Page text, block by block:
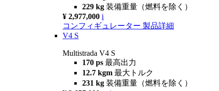
229 kg 装備重量（燃料を除く）
¥ 2,977,000 i
コンフィギュレーター 製品詳細
V4 S
Multistrada V4 S
170 ps 最高出力
12.7 kgm 最大トルク
231 kg 装備重量（燃料を除く）